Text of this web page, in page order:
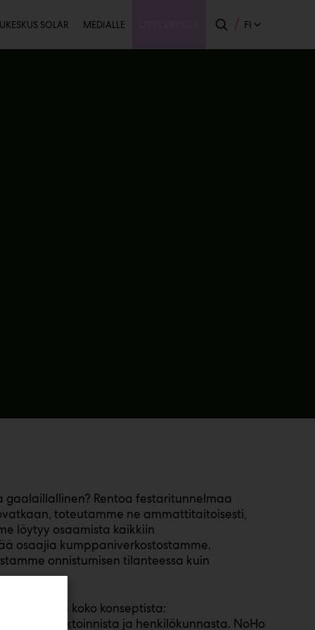
SOLAR MEDIALLE FI
Rentoa festaritunnelmaa
toteutamme ne ammattitaitoisesti,
löytyy osaamista kaikkiin
osaajia kumppaniverkostostamme.
onnistumisen tilanteessa kuin
koko konseptista:
projektoinnista ja henkilökunnasta. NoHo